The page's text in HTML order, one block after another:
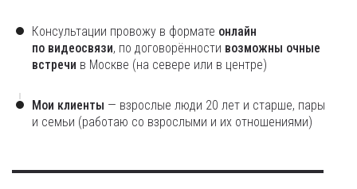
Консультации провожу в формате онлайн
по видеосвязи, по договорённости возможны очные
встречи в Москве (на севере или в центре)
Мои клиенты — взрослые люди 20 лет и старше, пары
и семьи (работаю со взрослыми и их отношениями)